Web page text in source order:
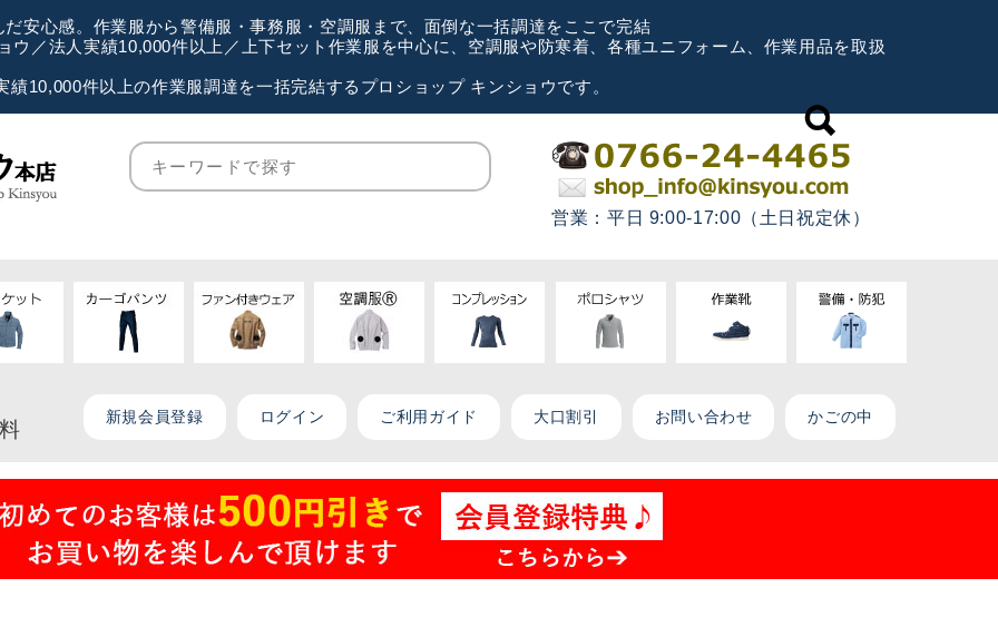
安心感。作業服から警備服・事務服・空調服まで、面倒な一括調達をここで完結
ウ／法人実績10,000件以上／上下セット作業服を中心に、空調服や防寒着、各種ユニフォーム、作業用品を取扱
績10,000件以上の作業服調達を一括完結するプロショップ キンショウです。
営業：平日 9:00-17:00（土日祝定休）
新規会員登録 ログイン ご利用ガイド 大口割引 お問い合わせ かごの中